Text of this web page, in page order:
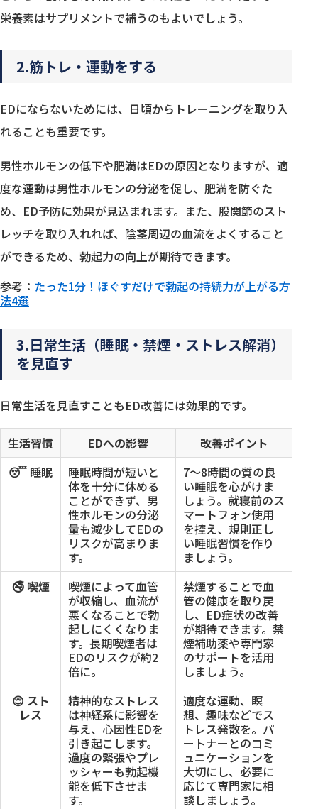
栄養素はサプリメントで補うのもよいでしょう。
2.筋トレ・運動をする
EDにならないためには、日頃からトレーニングを取り入
れることも重要です。
男性ホルモンの低下や肥満はEDの原因となりますが、適
度な運動は男性ホルモンの分泌を促し、肥満を防ぐた
め、ED予防に効果が見込まれます。また、股関節のスト
レッチを取り入れれば、陰茎周辺の血流をよくすること
ができるため、勃起力の向上が期待できます。
参考： たった1分！ほぐすだけで勃起の持続力が上がる方
法4選
3.日常生活（睡眠・禁煙・ストレス解消）
を見直す
日常生活を見直すこともED改善には効果的です。
生活習慣 EDへの影響
改善ポイント
😴 睡眠
睡眠時間が短いと
体を十分に休める
ことができず、男
性ホルモンの分泌
量も減少してEDの
リスクが高まりま
す。
7〜8時間の質の良
い睡眠を心がけま
しょう。就寝前のス
マートフォン使用
を控え、規則正し
い睡眠習慣を作り
ましょう。
🚭 喫煙
喫煙によって血管
が収縮し、血流が
悪くなることで勃
起しにくくなりま
す。長期喫煙者は
EDのリスクが約2
倍に。
禁煙することで血
管の健康を取り戻
し、ED症状の改善
が期待できます。禁
煙補助薬や専門家
のサポートを活用
しましょう。
😌 スト
レス
精神的なストレス
は神経系に影響を
与え、心因性EDを
引き起こします。
過度の緊張やプレ
ッシャーも勃起機
能を低下させま
す。
適度な運動、瞑
想、趣味などでス
トレス発散を。パ
ートナーとのコミ
ュニケーションを
大切にし、必要に
応じて専門家に相
談しましょう。